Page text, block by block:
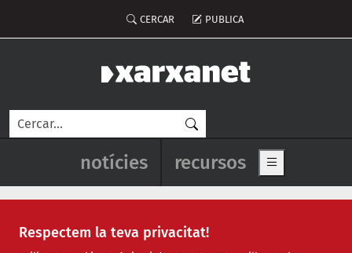
Respectem la teva privacitat!
Menú del compte d'usuari
CERCAR PUBLICA
Cerca
Navegació principal de
notícies recursos Show main